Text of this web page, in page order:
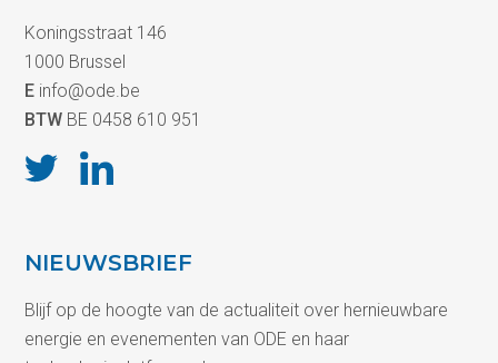
Koningsstraat 146
1000 Brussel
E info@ode.be
BTW BE 0458 610 951
NIEUWSBRIEF
Blijf op de hoogte van de actualiteit over hernieuwbare
energie en evenementen van ODE en haar